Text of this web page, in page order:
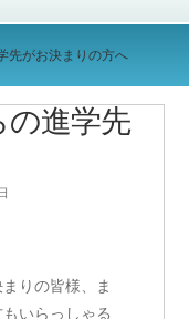
先がお決まりの方へ
の進学先
りの皆様、ま
いらっしゃる